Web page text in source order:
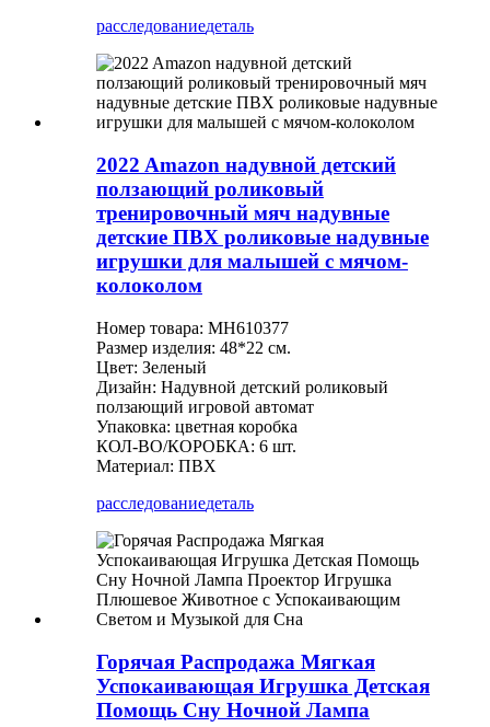
расследованиедеталь
2022 Amazon надувной детский
ползающий роликовый
тренировочный мяч надувные
детские ПВХ роликовые надувные
игрушки для малышей с мячом-
колоколом
Номер товара: MH610377
Размер изделия: 48*22 см.
Цвет: Зеленый
Дизайн: Надувной детский роликовый
ползающий игровой автомат
Упаковка: цветная коробка
КОЛ-ВО/КОРОБКА: 6 шт.
Материал: ПВХ
расследованиедеталь
Горячая Распродажа Мягкая
Успокаивающая Игрушка Детская
Помощь Сну Ночной Лампа